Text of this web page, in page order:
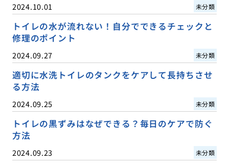
2024.10.01 未分類
トイレの水が流れない！自分でできるチェックと
修理のポイント
2024.09.27 未分類
適切に水洗トイレのタンクをケアして長持ちさせ
る方法
2024.09.25 未分類
トイレの黒ずみはなぜできる？毎日のケアで防ぐ
方法
2024.09.23 未分類